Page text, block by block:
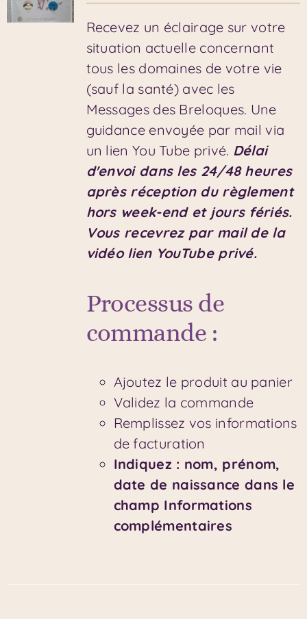
Recevez un éclairage sur votre
situation actuelle concernant
tous les domaines de votre vie
(sauf la santé) avec les
Messages des Breloques. Une
guidance envoyée par mail via
un lien You Tube privé. Délai
d'envoi dans les 24/48 heures
après réception du règlement
hors week-end et jours fériés.
Vous recevrez par mail de la
vidéo lien YouTube privé.
Processus de
commande :
Ajoutez le produit au panier
Validez la commande
Remplissez vos informations
de facturation
Indiquez : nom, prénom,
date de naissance dans le
champ Informations
complémentaires